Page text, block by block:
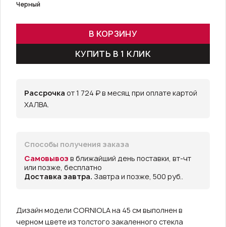
Черный
В КОРЗИНУ
КУПИТЬ В 1 КЛИК
Рассрочка от 1 724 ₽ в месяц при оплате картой
ХАЛВА.
Способы получения заказа
Самовывоз в ближайший день поставки, вт-чт
или позже, бесплатно
Доставка завтра. Завтра и позже, 500 руб..
Дизайн модели CORNIOLA на 45 см выполнен в
черном цвете из толстого закаленного стекла